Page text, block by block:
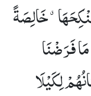
خَالِصَةً
فَرَضْنَا
لِكَیْلَا